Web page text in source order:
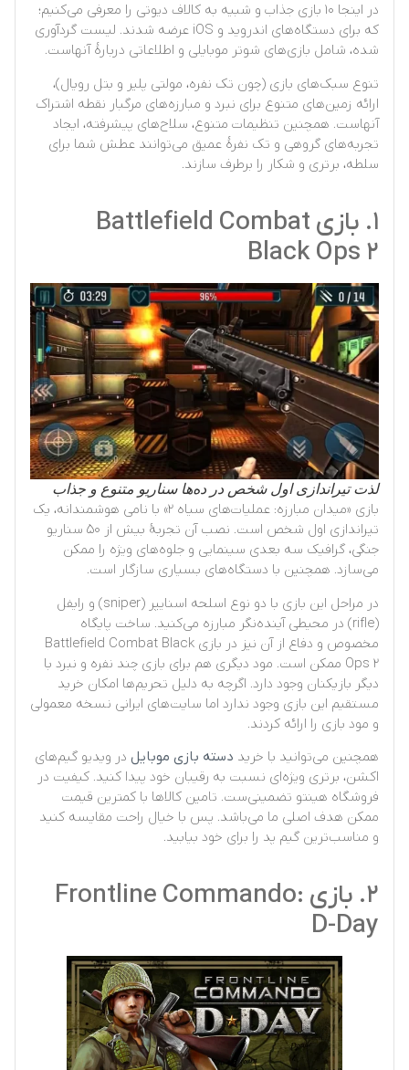
در اینجا ۱۰ بازی جذاب و شبیه به کالاف دیوتی
را معرفی می‌کنیم؛
که برای دستگاه‌های اندروید و iOS عرضه شدند. لیست گردآوری
شده، شامل بازی‌های شوتر موبایلی و اطلاعاتی دربارهٔ آنهاست.
تنوع سبک‌های بازی (چون تک نفره، مولتی پلیر و بتل رویال)،
ارائه زمین‌های متنوع برای نبرد و مبارزه‌های مرگبار نقطه اشتراک
آنهاست. همچنین تنظیمات متنوع، سلاح‌های پیشرفته، ایجاد
تجربه‌های گروهی و تک نفرهٔ عمیق می‌توانند عطش شما برای
سلطه، برتری و شکار را برطرف سازند.
‍۱. بازی Battlefield Combat
Black Ops 2
لذت تیراندازی اول شخص در ده‌ها سناریو متنوع و جذاب
بازی «میدان مبارزه: عملیات‌های سیاه ۲» با نامی هوشمندانه، یک
تیراندازی اول شخص است. نصب آن تجربهٔ بیش از ۵۰ سناریو
جنگی، گرافیک سه بعدی سینمایی و جلوه‌های ویژه را ممکن
می‌سازد. همچنین با دستگاه‌های بسیاری سازگار است.
در مراحل این بازی با دو نوع اسلحه اسنایپر (sniper) و رایفل
(rifle) در محیطی آینده‌نگر مبارزه می‌کنید. ساخت پایگاه
مخصوص و دفاع از آن نیز در بازی Battlefield Combat Black
Ops 2 ممکن است. مود دیگری هم برای بازی چند نفره و نبرد با
دیگر بازیکنان وجود دارد. اگرچه به دلیل تحریم‌ها امکان خرید
مستقیم این بازی وجود ندارد اما سایت‌های ایرانی نسخه معمولی
و مود بازی را ارائه کردند.
همچنین می‌توانید با خرید دسته بازی موبایل در ویدیو گیم‌های
اکشن، برتری ویژه‌ای نسبت به رقیبان خود پیدا کنید. کیفیت در
فروشگاه هینتو تضمینی‌ست. تامین کالاها با کمترین قیمت
ممکن هدف اصلی ما می‌باشد. پس با خیال راحت مقایسه کنید
و مناسب‌ترین گیم پد را برای خود بیابید.
۲. بازی Frontline Commando:
D-Day